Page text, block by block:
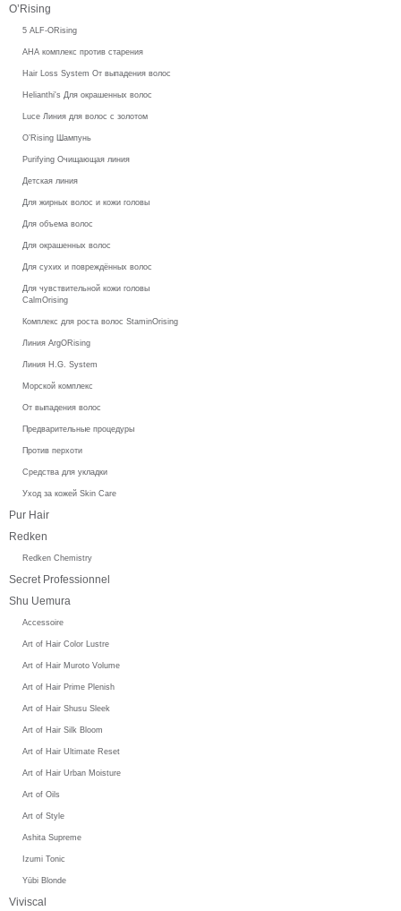
O’Rising
5 ALF-ORising
AHA комплекс против старения
Hair Loss System От выпадения волос
Helianthi's Для окрашенных волос
Luce Линия для волос с золотом
O’Rising Шампунь
Purifying Очищающая линия
Детская линия
Для жирных волос и кожи головы
Для объема волос
Для окрашенных волос
Для сухих и повреждённых волос
Для чувствительной кожи головы
CalmOrising
Комплекс для роста волос StaminOrising
Линия ArgORising
Линия H.G. System
Морской комплекс
От выпадения волос
Предварительные процедуры
Против перхоти
Средства для укладки
Уход за кожей Skin Care
Pur Hair
Redken
Redken Chemistry
Secret Professionnel
Shu Uemura
Accessoire
Art of Hair Color Lustre
Art of Hair Muroto Volume
Art of Hair Prime Plenish
Art of Hair Shusu Sleek
Art of Hair Silk Bloom
Art of Hair Ultimate Reset
Art of Hair Urban Moisture
Art of Oils
Art of Style
Ashita Supreme
Izumi Tonic
Yūbi Blonde
Viviscal